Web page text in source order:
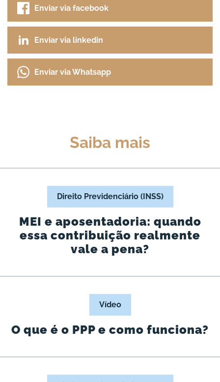
Enviar via facebook
Enviar via linkedin
Enviar via Whatsapp
Saiba mais
Direito Previdenciário (INSS)
MEI e aposentadoria: quando
essa contribuição realmente
vale a pena?
Vídeo
O que é o PPP e como funciona?